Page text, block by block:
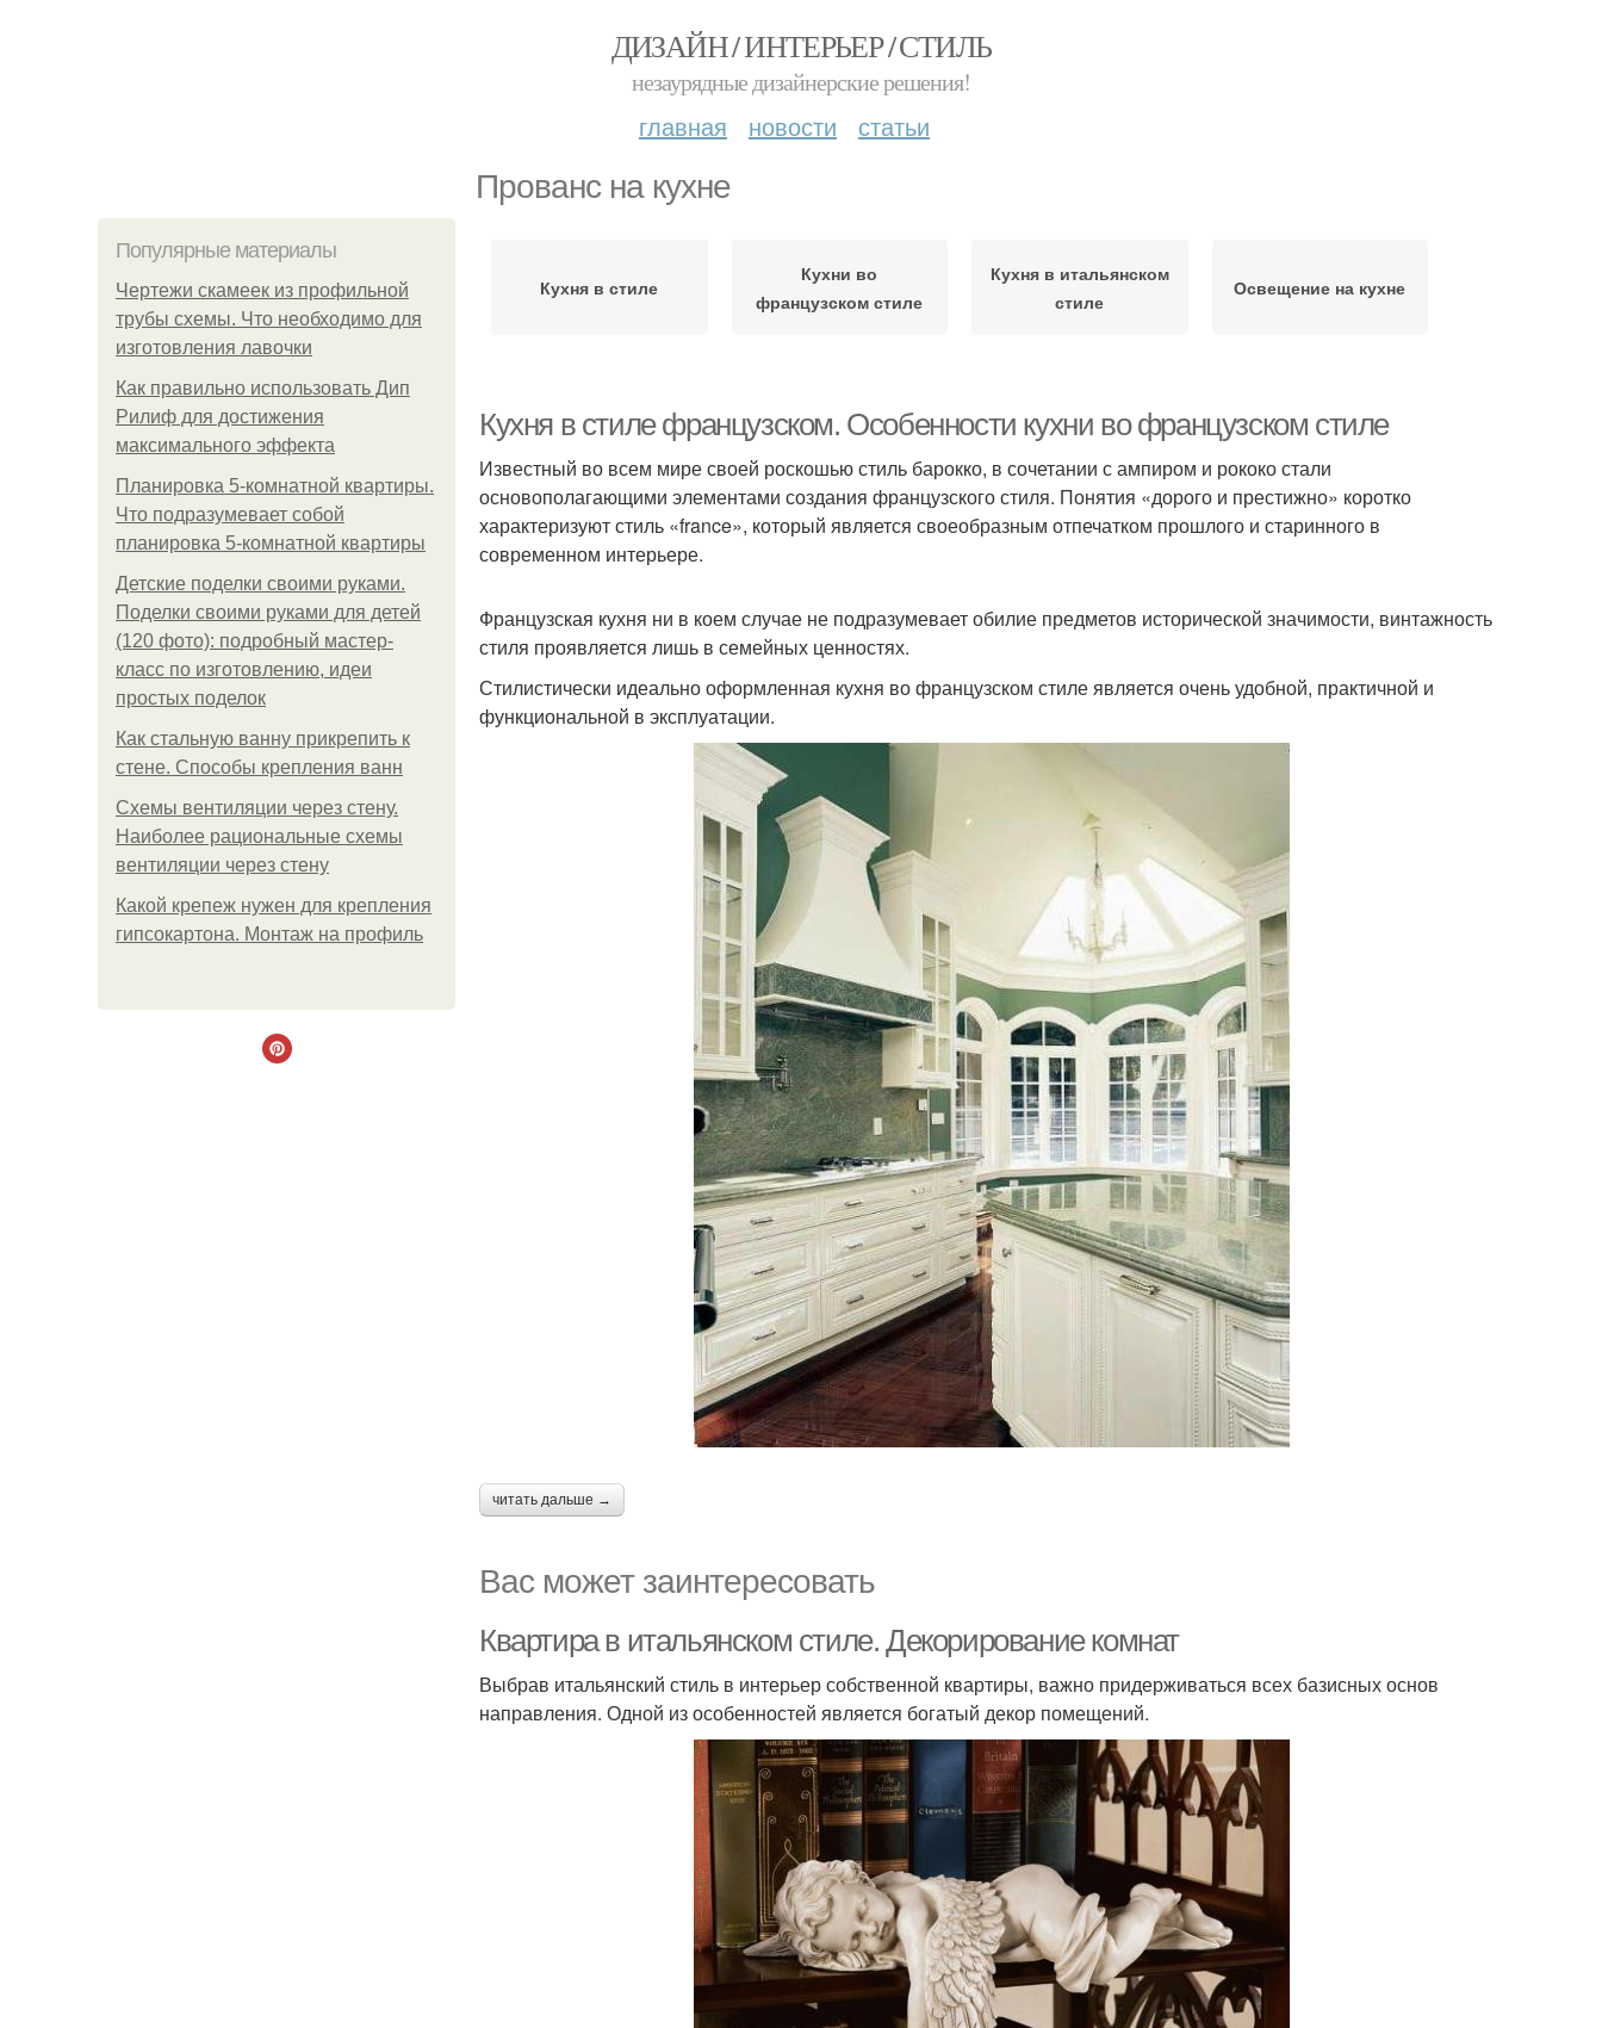
ДИЗАЙН / ИНТЕРЬЕР / СТИЛЬ
незаурядные дизайнерские решения!
главная новости статьи
Прованс на кухне
Популярные материалы
Чертежи скамеек из профильной
трубы схемы. Что необходимо для
изготовления лавочки
Как правильно использовать Дип
Рилиф для достижения
максимального эффекта
Планировка 5-комнатной квартиры.
Что подразумевает собой
планировка 5-комнатной квартиры
Детские поделки своими руками.
Поделки своими руками для детей
(120 фото): подробный мастер-
класс по изготовлению, идеи
простых поделок
Как стальную ванну прикрепить к
стене. Способы крепления ванн
Схемы вентиляции через стену.
Наиболее рациональные схемы
вентиляции через стену
Какой крепеж нужен для крепления
гипсокартона. Монтаж на профиль
Кухня в стиле
Кухни во
французском стиле
Кухня в итальянском
стиле
Освещение на кухне
Кухня в стиле французском. Особенности кухни во французском стиле
Известный во всем мире своей роскошью стиль барокко, в сочетании с ампиром и рококо стали
основополагающими элементами создания французского стиля. Понятия «дорого и престижно» коротко
характеризуют стиль «france», который является своеобразным отпечатком прошлого и старинного в
современном интерьере.
Французская кухня ни в коем случае не подразумевает обилие предметов исторической значимости, винтажность
стиля проявляется лишь в семейных ценностях.
Стилистически идеально оформленная кухня во французском стиле является очень удобной, практичной и
функциональной в эксплуатации.
читать дальше →
Вас может заинтересовать
Квартира в итальянском стиле. Декорирование комнат
Выбрав итальянский стиль в интерьер собственной квартиры, важно придерживаться всех базисных основ
направления. Одной из особенностей является богатый декор помещений.